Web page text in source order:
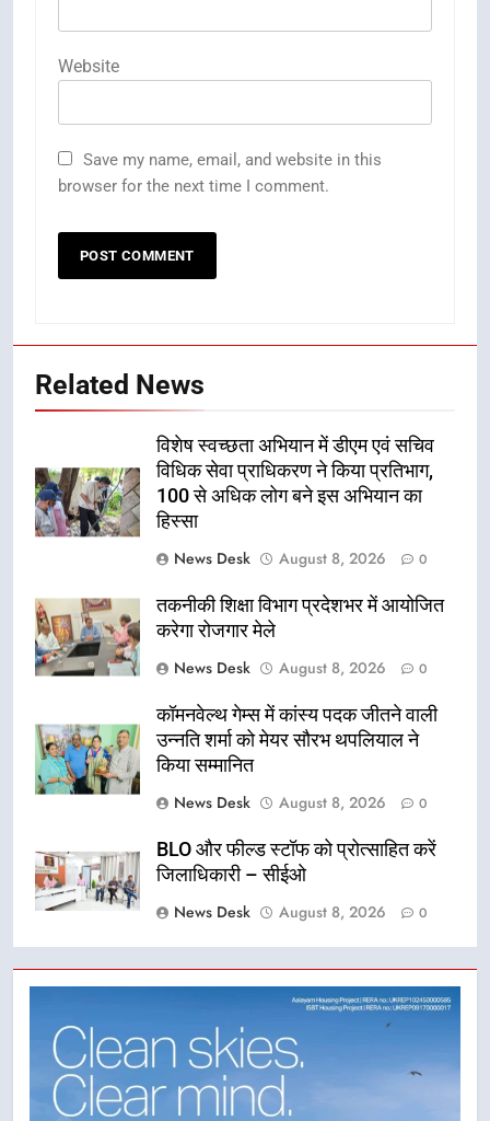
Website
Save my name, email, and website in this
browser for the next time I comment.
Related News
विशेष स्वच्छता अभियान में डीएम एवं सचिव
विधिक सेवा प्राधिकरण ने किया प्रतिभाग,
100 से अधिक लोग बने इस अभियान का
हिस्सा
News Desk
August 8, 2026 0
तकनीकी शिक्षा विभाग प्रदेशभर में आयोजित
करेगा रोजगार मेले
News Desk
August 8, 2026 0
कॉमनवेल्थ गेम्स में कांस्य पदक जीतने वाली
उन्नति शर्मा को मेयर सौरभ थपलियाल ने
किया सम्मानित
News Desk
August 8, 2026 0
BLO और फील्ड स्टॉफ को प्रोत्साहित करें
जिलाधिकारी – सीईओ
News Desk
August 8, 2026 0